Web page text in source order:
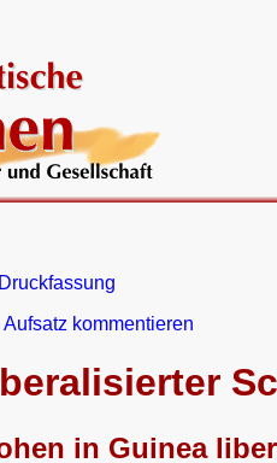
Aufsatz kommentieren
in Guinea